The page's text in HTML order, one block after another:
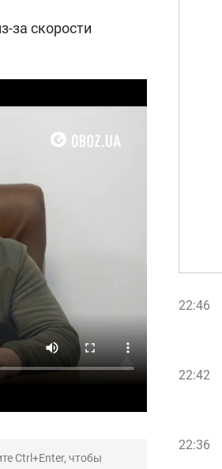
за скорости
Ctrl+Enter, чтобы
22:46
22:42
22:36